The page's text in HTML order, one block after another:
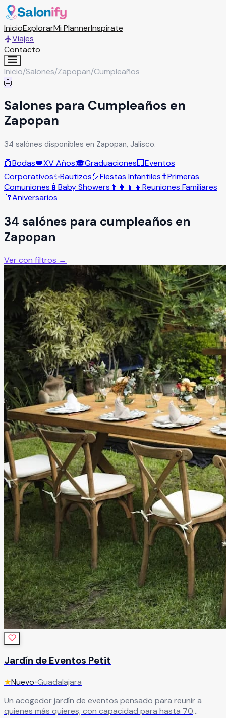
InicioExplorarMi PlannerInspírate
Viajes
Contacto
Inicio/Salones/Zapopan/Cumpleaños
🎂
Salones para Cumpleaños en
Zapopan
34 salónes disponibles en Zapopan, Jalisco.
💍Bodas👑XV Años🎓Graduaciones🏢Eventos
Corporativos✨Bautizos🎈Fiestas Infantiles✝️Primeras
Comuniones 🍼 Baby Showers 👨‍👩‍👧‍👦 Reuniones Familiares
🥂Aniversarios
34 salónes para cumpleaños en
Zapopan
Ver con filtros →
Jardín de Eventos Petit
★Nuevo•Guadalajara
Un acogedor jardín de eventos pensado para reunir a
quienes más quieres, con capacidad para hasta 70